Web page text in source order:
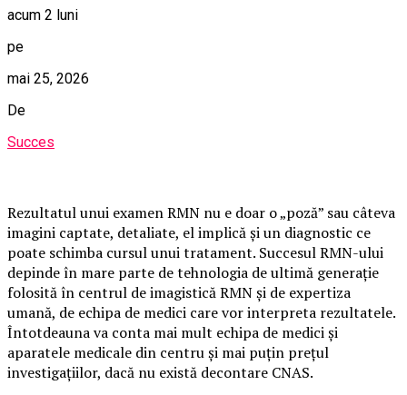
acum 2 luni
pe
mai 25, 2026
De
Succes
Rezultatul unui examen RMN nu e doar o „poză” sau câteva
imagini captate, detaliate, el implică și un diagnostic ce
poate schimba cursul unui tratament. Succesul RMN-ului
depinde în mare parte de tehnologia de ultimă generație
folosită în centrul de imagistică RMN și de expertiza
umană, de echipa de medici care vor interpreta rezultatele.
Întotdeauna va conta mai mult echipa de medici și
aparatele medicale din centru și mai puțin prețul
investigațiilor, dacă nu există decontare CNAS.